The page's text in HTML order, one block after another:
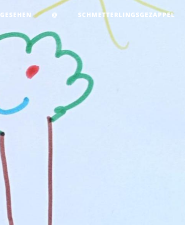
GESEHEN @ SCHMETTERLINGSGEZAPPEL